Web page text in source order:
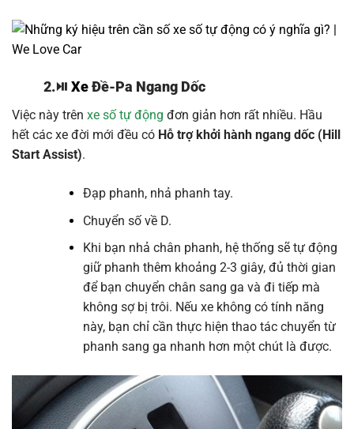
2.⏯️ XeĐề-Pa Ngang Dốc
Việc này trên xe số tự động đơn giản hơn rất nhiều. Hầu
hết các xe đời mới đều có Hỗ trợ khởi hành ngang dốc (Hill
Start Assist).
Đạp phanh, nhả phanh tay.
Chuyển số về D.
Khi bạn nhả chân phanh, hệ thống sẽ tự động
giữ phanh thêm khoảng 2-3 giây, đủ thời gian
để bạn chuyển chân sang ga và đi tiếp mà
không sợ bị trôi. Nếu xe không có tính năng
này, bạn chỉ cần thực hiện thao tác chuyển từ
phanh sang ga nhanh hơn một chút là được.